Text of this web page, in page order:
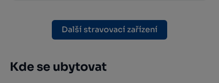
Další stravovací zařízení
Kde se ubytovat